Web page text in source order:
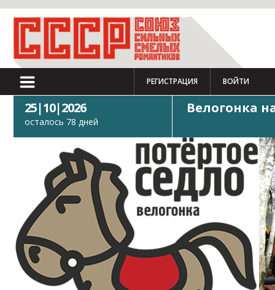
РЕГИСТРАЦИЯ ВОЙТИ
25|10|2026
осталось 78 дней
Велогонка